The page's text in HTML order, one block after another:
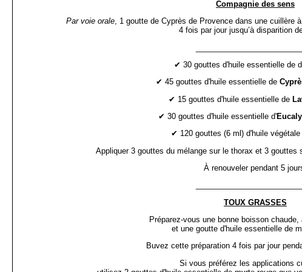
Compagnie des sens
Par voie orale, 1 goutte de Cyprès de Provence dans une cuillère
4 fois par jour jusqu’à disparition
✔ 30 gouttes d'huile essentielle de
✔ 45 gouttes d'huile essentielle de
✔ 15 gouttes d'huile essentielle de
✔ 30 gouttes d'huile essentielle d'
✔ 120 gouttes (6 ml) d'huile végétale
Appliquer 3 gouttes du mélange sur le thorax et 3 gouttes
À renouveler pendant 5
TOUX GRASSES
Préparez-vous une bonne boisson chaude,
et une goutte d'huile essentielle de
Buvez cette préparation 4 fois par jour
Si vous préférez les applications